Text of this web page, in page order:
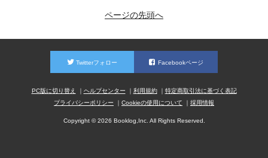
ページの先頭へ
Twitterフォロー Facebookページ
PC版に切り替え ヘルプセンター 利用規約
特定商取引法に基づく表記
プライバシーポリシー
Cookieの使用について 採用情報
Copyright © 2026 Booklog,Inc. All Rights Reserved.